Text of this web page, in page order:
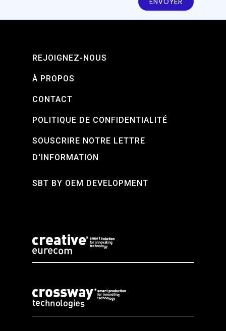
REJOIGNEZ-NOUS
À PROPOS
CONTACT
POLITIQUE DE CONFIDENTIALITÉ
SOUSCRIRE NOTRE LETTRE
D'INFORMATION
SBT BY OEM DEVELOPMENT